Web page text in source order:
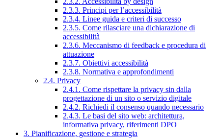
2.3.3. Principi per l’accessibilità
2.3.4. Linee guida e criteri di successo
2.3.5. Come rilasciare una dichiarazione di
accessibilità
2.3.6. Meccanismo di feedback e procedura di
attuazione
2.3.7. Obiettivi accessibilità
2.3.8. Normativa e approfondimenti
2.4. Privacy
2.4.1. Come rispettare la privacy sin dalla
progettazione di un sito o servizio digitale
2.4.2. Richiedi il consenso quando necessario
2.4.3. Le basi del sito web: architettura,
informativa privacy, riferimenti DPO
3. Pianificazione, gestione e strategia